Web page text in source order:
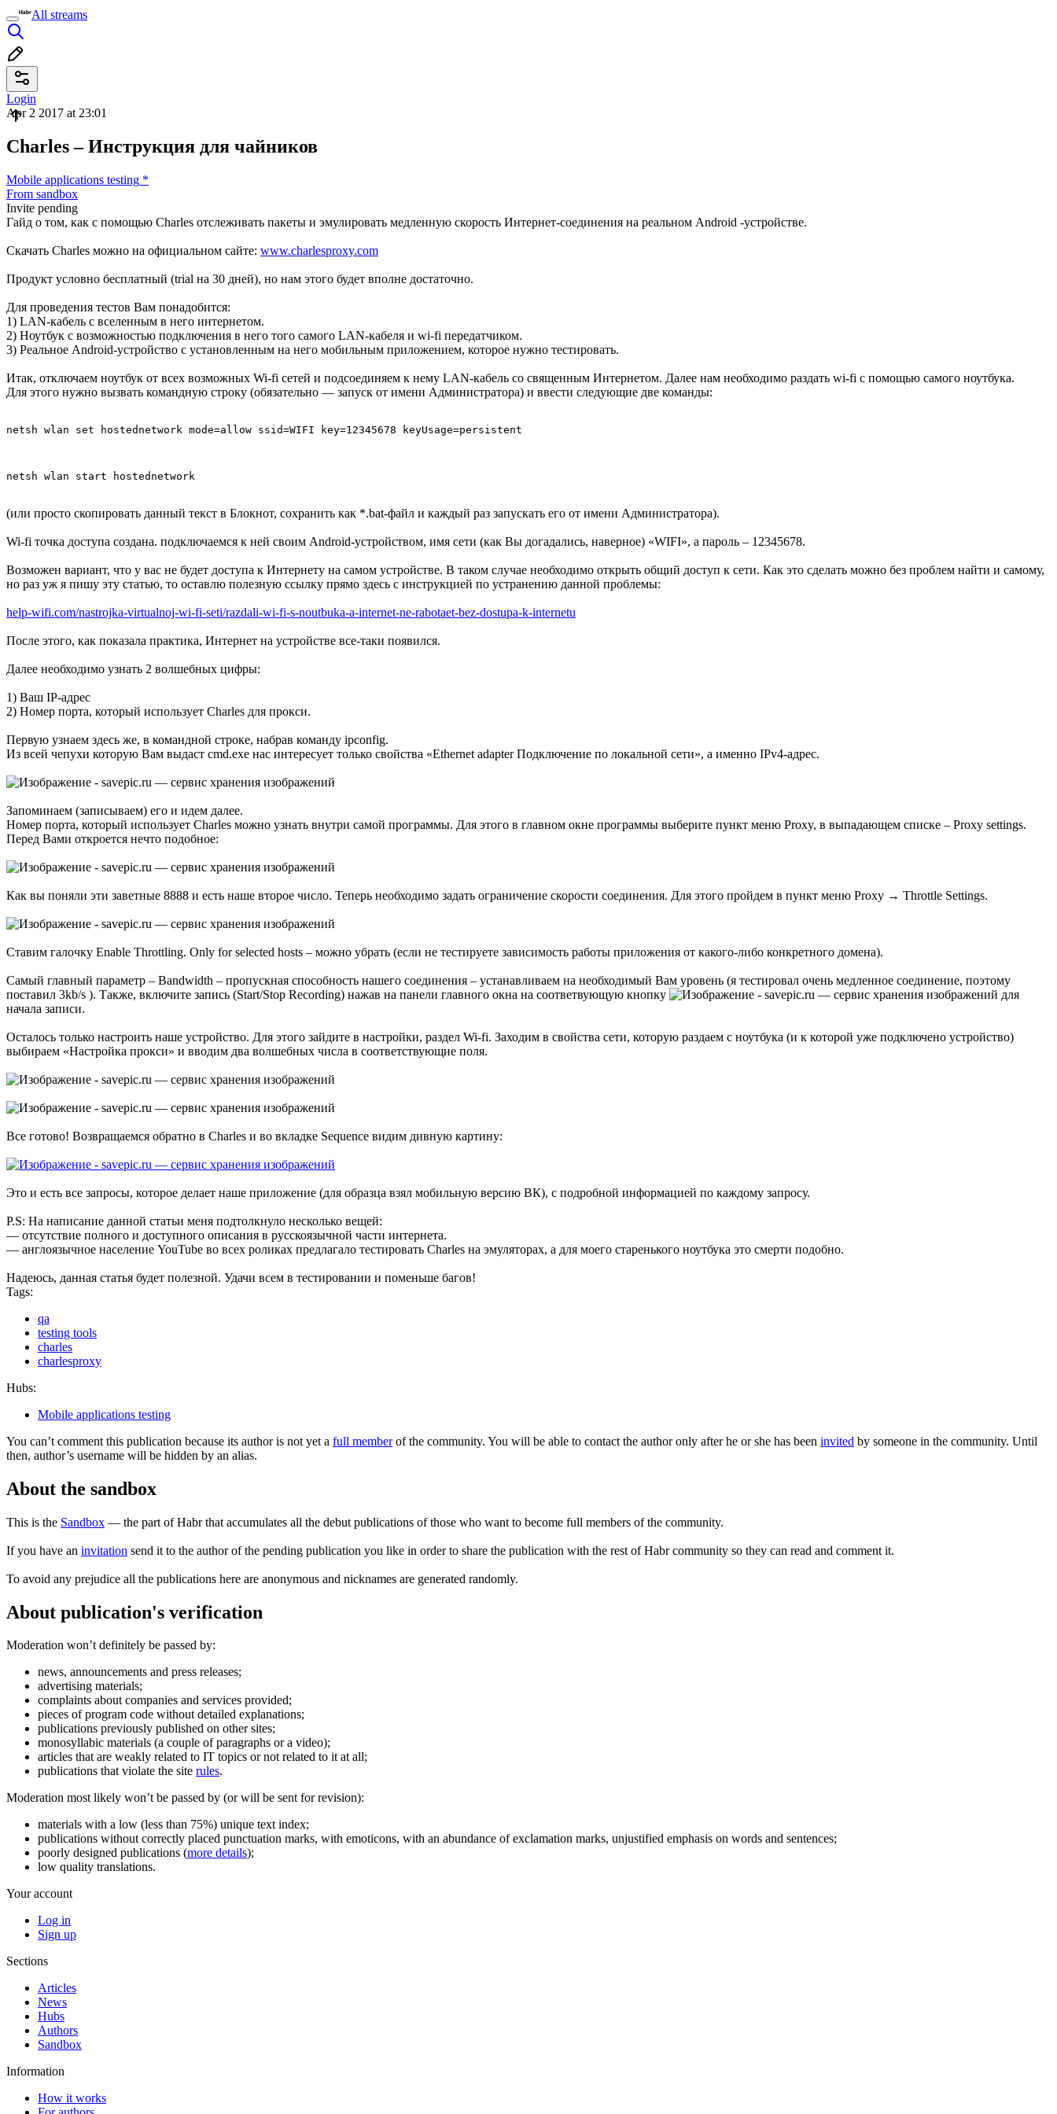
All streams
Login
Apr 2 2017 at 23:01
Charles – Инструкция для чайников
Mobile applications testing *
From sandbox
Invite pending
Гайд о том, как с помощью Charles отслеживать пакеты и эмулировать медленную скорость Интернет-соединения на реальном Android -устройстве.
Скачать Charles можно на официальном сайте: www.charlesproxy.com
Продукт условно бесплатный (trial на 30 дней), но нам этого будет вполне достаточно.
Для проведения тестов Вам понадобится:
1) LAN-кабель с вселенным в него интернетом.
2) Ноутбук с возможностью подключения в него того самого LAN-кабеля и wi-fi передатчиком.
3) Реальное Android-устройство с установленным на него мобильным приложением, которое нужно тестировать.
Итак, отключаем ноутбук от всех возможных Wi-fi сетей и подсоединяем к нему LAN-кабель со священным Интернетом. Далее нам необходимо раздать wi-fi с помощью самого ноутбука.
Для этого нужно вызвать командную строку (обязательно — запуск от имени Администратора) и ввести следующие две команды:
netsh wlan set hostednetwork mode=allow ssid=WIFI key=12345678 keyUsage=persistent
netsh wlan start hostednetwork
(или просто скопировать данный текст в Блокнот, сохранить как *.bat-файл и каждый раз запускать его от имени Администратора).
Wi-fi точка доступа создана. подключаемся к ней своим Android-устройством, имя сети (как Вы догадались, наверное) «WIFI», а пароль – 12345678.
Возможен вариант, что у вас не будет доступа к Интернету на самом устройстве. В таком случае необходимо открыть общий доступ к сети. Как это сделать можно без проблем найти и самому,
но раз уж я пишу эту статью, то оставлю полезную ссылку прямо здесь с инструкцией по устранению данной проблемы:
help-wifi.com/nastrojka-virtualnoj-wi-fi-seti/razdali-wi-fi-s-noutbuka-a-internet-ne-rabotaet-bez-dostupa-k-internetu
После этого, как показала практика, Интернет на устройстве все-таки появился.
Далее необходимо узнать 2 волшебных цифры:
1) Ваш IP-адрес
2) Номер порта, который использует Charles для прокси.
Первую узнаем здесь же, в командной строке, набрав команду ipconfig.
Из всей чепухи которую Вам выдаст cmd.exe нас интересует только cвойства «Ethernet adapter Подключение по локальной сети», а именно IPv4-адрес.
Запоминаем (записываем) его и идем далее.
Номер порта, который использует Charles можно узнать внутри самой программы. Для этого в главном окне программы выберите пункт меню Proxy, в выпадающем списке – Proxy settings.
Перед Вами откроется нечто подобное:
Как вы поняли эти заветные 8888 и есть наше второе число. Теперь необходимо задать ограничение скорости соединения. Для этого пройдем в пункт меню Proxy → Throttle Settings.
Ставим галочку Enable Throttling. Only for selected hosts – можно убрать (если не тестируете зависимость работы приложения от какого-либо конкретного домена).
Самый главный параметр – Bandwidth – пропускная способность нашего соединения – устанавливаем на необходимый Вам уровень (я тестировал очень медленное соединение, поэтому
поставил 3kb/s ). Также, включите запись (Start/Stop Recording) нажав на панели главного окна на соответвующую кнопку
для
начала записи.
Осталось только настроить наше устройство. Для этого зайдите в настройки, раздел Wi-fi. Заходим в свойства сети, которую раздаем с ноутбука (и к которой уже подключено устройство)
выбираем «Настройка прокси» и вводим два волшебных числа в соответствующие поля.
Все готово! Возвращаемся обратно в Charles и во вкладке Sequence видим дивную картину:
Это и есть все запросы, которое делает наше приложение (для образца взял мобильную версию ВК), с подробной информацией по каждому запросу.
P.S: На написание данной статьи меня подтолкнуло несколько вещей:
— отсутствие полного и доступного описания в русскоязычной части интернета.
— англоязычное население YouTube во всех роликах предлагало тестировать Charles на эмуляторах, а для моего старенького ноутбука это смерти подобно.
Надеюсь, данная статья будет полезной. Удачи всем в тестировании и поменьше багов!
Tags:
qa
testing tools
charles
charlesproxy
Hubs:
Mobile applications testing
You can’t comment this publication because its author is not yet a full memberof the community. You will be able to contact the author only after he or she has been invited by someone in the community. Until
then, author’s username will be hidden by an alias.
About the sandbox
This is the Sandbox — the part of Habr that accumulates all the debut publications of those who want to become full members of the community.
If you have an invitation send it to the author of the pending publication you like in order to share the publication with the rest of Habr community so they can read and comment it.
To avoid any prejudice all the publications here are anonymous and nicknames are generated randomly.
About publication's verification
Moderation won’t definitely be passed by:
news, announcements and press releases;
advertising materials;
complaints about companies and services provided;
pieces of program code without detailed explanations;
publications previously published on other sites;
monosyllabic materials (a couple of paragraphs or a video);
articles that are weakly related to IT topics or not related to it at all;
publications that violate the site rules.
Moderation most likely won’t be passed by (or will be sent for revision):
materials with a low (less than 75%) unique text index;
publications without correctly placed punctuation marks, with emoticons, with an abundance of exclamation marks, unjustified emphasis on words and sentences;
poorly designed publications (more details);
low quality translations.
Your account
Log in
Sign up
Sections
Articles
News
Hubs
Authors
Sandbox
Information
How it works